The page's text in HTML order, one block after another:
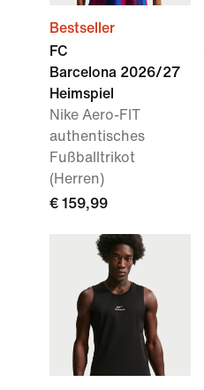
Bestseller
FC
Barcelona 2026/27
Heimspiel
Nike Aero-FIT
authentisches
Fußballtrikot
(Herren)
€ 159,99